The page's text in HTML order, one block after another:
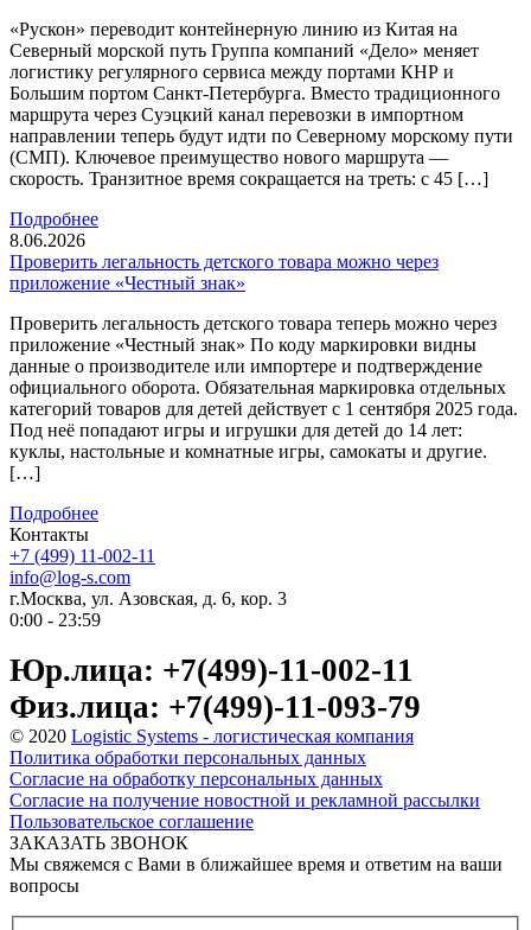
«Рускон» переводит контейнерную линию из Китая на
Северный морской путь Группа компаний «Дело» меняет
логистику регулярного сервиса между портами КНР и
Большим портом Санкт-Петербурга. Вместо традиционного
маршрута через Суэцкий канал перевозки в импортном
направлении теперь будут идти по Северному морскому пути
(СМП). Ключевое преимущество нового маршрута —
скорость. Транзитное время сокращается на треть: с 45 […]
Подробнее
8.06.2026
Проверить легальность детского товара можно через
приложение «Честный знак»
Проверить легальность детского товара теперь можно через
приложение «Честный знак» По коду маркировки видны
данные о производителе или импортере и подтверждение
официального оборота. Обязательная маркировка отдельных
категорий товаров для детей действует с 1 сентября 2025 года.
Под неё попадают игры и игрушки для детей до 14 лет:
куклы, настольные и комнатные игры, самокаты и другие.
[…]
Подробнее
Контакты
+7 (499) 11-002-11
info@log-s.com
г.Москва, ул. Азовская, д. 6, кор. 3
0:00 - 23:59
Юр.лица: +7(499)-11-002-11
Физ.лица: +7(499)-11-093-79
© 2020 Logistic Systems - логистическая компания
Политика обработки персональных данных
Согласие на обработку персональных данных
Согласие на получение новостной и рекламной рассылки
Пользовательское соглашение
ЗАКАЗАТЬ ЗВОНОК
Мы свяжемся с Вами в ближайшее время и ответим на ваши
вопросы